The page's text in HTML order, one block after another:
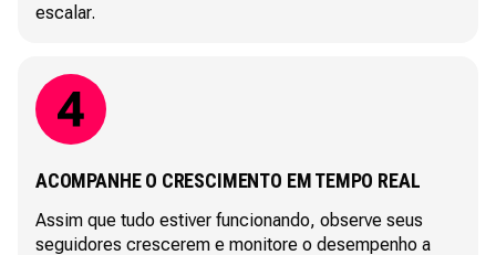
escalar.
ACOMPANHE O CRESCIMENTO EM TEMPO REAL
Assim que tudo estiver funcionando, observe seus
seguidores crescerem e monitore o desempenho a